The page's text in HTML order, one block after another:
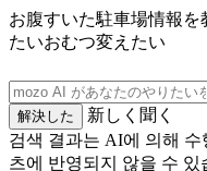
お腹すいた駐車場情報を
たいおむつ変えたい
解決した
新しく聞く
검색 결과는 AI에 의해 수
츠에 반영되지 않을 수